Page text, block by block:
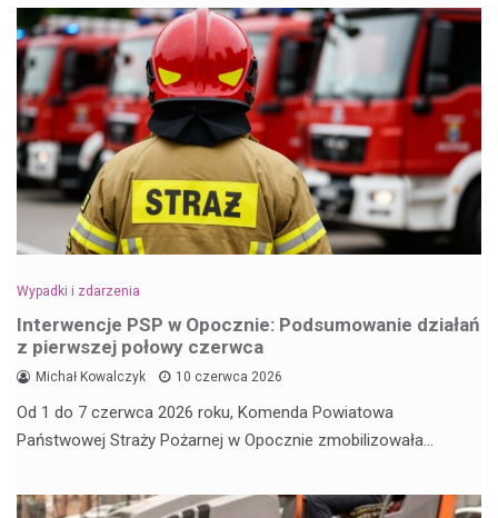
Wypadki i zdarzenia
Interwencje PSP w Opocznie: Podsumowanie działań
z pierwszej połowy czerwca
Michał Kowalczyk 10 czerwca 2026
Od 1 do 7 czerwca 2026 roku, Komenda Powiatowa
Państwowej Straży Pożarnej w Opocznie zmobilizowała…